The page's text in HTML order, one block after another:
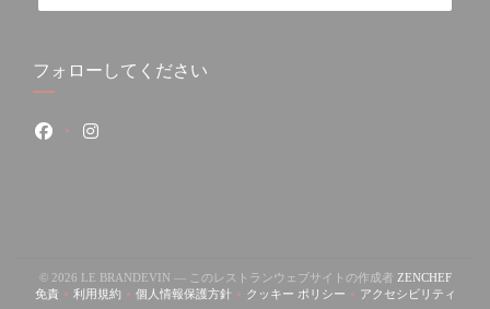
フォローしてください
Facebook ((新しいウィンドウで開きます))
Instagram ((新しいウィンドウで開きます))
© 2026 LE BRANDEVIN — このレストランウェブサイトの作成者 ZENCHEF((新し
免責((新しいウィンドウで開きます))
利用規約((新しいウィンドウで開きます))
個人情報保護方針((新しいウィンドウで開きます))
クッキー ポリシー((新しいウィンドウで開きます))
アクセシビリティ
((新しいウィ